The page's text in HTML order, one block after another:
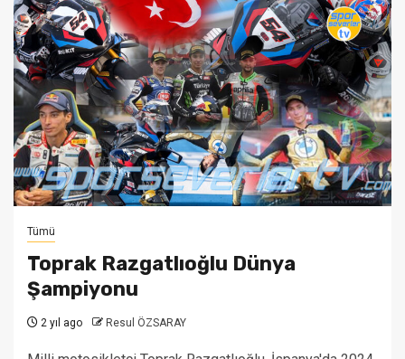
Tümü
Toprak Razgatlıoğlu Dünya
Şampiyonu
2 yıl ago Resul ÖZSARAY